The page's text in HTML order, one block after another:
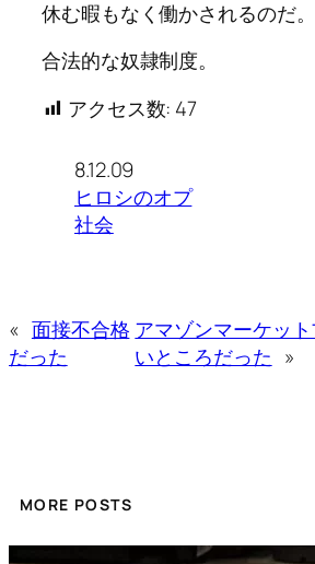
休む暇もなく働かされるのだ。
合法的な奴隷制度。
アクセス数: 47
8.12.09
ヒロシのオプ
社会
« 面接不合格
だった
アマゾンマーケッ
いところだった »
MORE POSTS